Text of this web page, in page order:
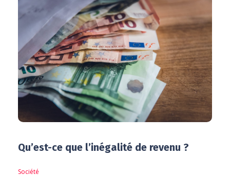
Qu’est-ce que l’inégalité de revenu ?
Société